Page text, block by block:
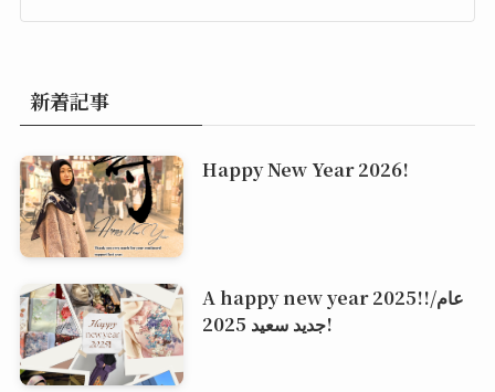
新着記事
Happy New Year 2026!
A happy new year 2025!!/عام
جديد سعيد 2025!